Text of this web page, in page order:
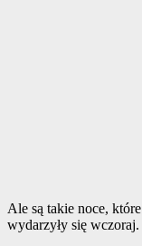
Ale są takie noce,
wydarzyły się wczoraj.